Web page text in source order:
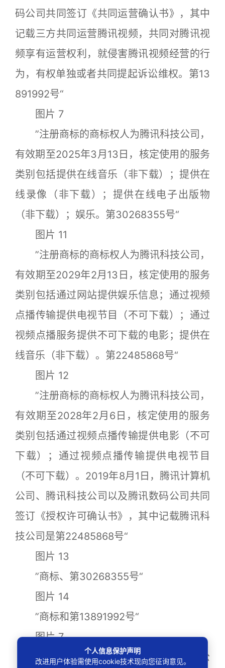
码公司共同签订《共同运营确认书》，其中
记载三方共同运营腾讯视频，共同对腾讯视
频享有运营权利，就侵害腾讯视频经营的行
为，有权单独或者共同提起诉讼维权。第13
891992号“
图片 7
”注册商标的商标权人为腾讯科技公司，
有效期至2025年3月13日，核定使用的服务
类别包括提供在线音乐（非下载）；提供在
线录像（非下载）；提供在线电子出版物
（非下载）；娱乐。第30268355号“
图片 11
”注册商标的商标权人为腾讯科技公司，
有效期至2029年2月13日，核定使用的服务
类别包括通过网站提供娱乐信息；通过视频
点播传输提供电视节目（不可下载）；通过
视频点播服务提供不可下载的电影；提供在
线音乐（非下载）。第22485868号“
图片 12
”注册商标的商标权人为腾讯科技公司，
有效期至2028年2月6日，核定使用的服务
类别包括通过视频点播传输提供电影（不可
下载）；通过视频点播传输提供电视节目
（不可下载）。2019年8月1日，腾讯计算机
公司、腾讯科技公司以及腾讯数码公司共同
签订《授权许可确认书》，其中记载腾讯科
技公司是第22485868号“
图片 13
”商标、第30268355号“
图片 14
”商标和第13891992号“
图片 7
”商标的商标注册人，许可腾讯计算机公
个人信息保护声明
改进用户体验需使用cookie技术现向您征询意见。